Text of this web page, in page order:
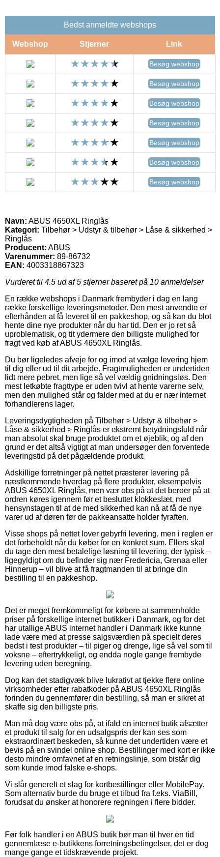
Bedst anmeldte webshops
Webshop Stjerner Link
Besøg webshop
Besøg webshop
Besøg webshop
Besøg webshop
Besøg webshop
Besøg webshop
Besøg webshop
Navn: ABUS 4650XL Ringlås
Kategori: Tilbehør > Udstyr & tilbehør > Låse & sikkerhed >
Ringlås
Producent: ABUS
Varenummer: 89-86732
EAN: 4003318867323
Vurderet til 4.5 ud af 5 stjerner baseret på 10 anmeldelser
En række webshops i Danmark frembyder i dag en lang
række forskellige leveringsmetoder. Den mest anvendte er
efterhånden at få leveret til en pakkeshop, og så kan du blot
hente dine nye produkter når du har tid. Den er jo ret så
uproblematisk, og tit ydermere den billigste mulighed for
fragt ved køb af ABUS 4650XL Ringlås.
Du bør ligeledes afveje for og imod at vælge levering hjem
til dig eller ud til dit arbejde. Fragtmuligheden er undertiden
lidt mere pebret, men lige så vel vældig gnidningsløs. Den
mest letkøbte fragttype er uden tvivl at hente varerne selv,
men den mulighed står og falder med at du er nær internet
forhandlerens lager.
Leveringsdygtigheden på Tilbehør > Udstyr & tilbehør >
Låse & sikkerhed > Ringlås er ekstremt betydningsfuld når
man absolut skal bruge produktet om et øjeblik, og af den
grund er det altså vigtigt at man undersøger den forventede
leveringstid på det pågældende produkt.
Adskillige forretninger på nettet præsterer levering på
næstkommende hverdag på flere produkter, eksempelvis
ABUS 4650XL Ringlås, men vær obs på at det beroer på at
ordren køres igennem før et besluttet klokkeslæt, med
hensynstagen til at de med sikkerhed kan nå at få de nye
varer ud af døren før de pakkeansatte holder fyraften.
Visse shops på nettet lover gebyrfri levering, men i reglen er
det forbeholdt når du køber for en konkret sum. Ellers skal
du tage den mest betalelige løsning til levering, der typisk –
ligegyldigt om du befinder sig nær Fredericia, Grenaa eller
Hinnerup – vil blive at få fragtmanden til at bringe din
bestilling til en pakkeshop.
Det er meget fremkommeligt for købere at sammenholde
priser på forskellige internet butikker i Danmark, og for det
har utallige ABUS internet handler i Danmark ikke kunne
lade være med at presse salgsværdien på specielt deres
bedst i test produkter – til piger og drenge, lige så vel som til
voksne – eftertrykkeligt, og endda nogle gange frembyde
levering uden beregning.
Dog kan det stadigvæk blive lukrativt at tjekke flere online
virksomheder efter rabatkoder på ABUS 4650XL Ringlås
forinden du gennemfører din bestilling, så man er sikret at
skaffe sig den billigste pris.
Man må dog være obs på, at ifald en internet butik afsætter
et produkt til salg for en udsalgspris der kan ses som
ekstraordinært beskeden, så kunne det undertiden være et
bevis på en svindel online shop. Bestillinger med kort er ikke
desto mindre omfavnet af en retningslinje, som bistår dig
som kunde imod falske e-shops.
Vi slår generelt et slag for kortbestillinger eller MobilePay.
Som alternativ burde du bruge et tilbud fra f.eks. ViaBill,
forudsat du ønsker at honorere regningen i flere bidder.
Før folk handler i en ABUS butik bør man til hver en tid
gennemlæse e-butikkens forretningsbetingelser, det er dog
mange gange et tidskrævende projekt.